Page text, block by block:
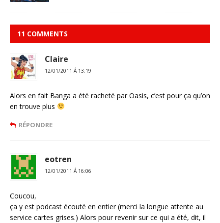
11 COMMENTS
Claire
12/01/2011 Á 13:19
Alors en fait Banga a été racheté par Oasis, c’est pour ça qu’on
en trouve plus
RÉPONDRE
eotren
12/01/2011 Á 16:06
Coucou,
ça y est podcast écouté en entier (merci la longue attente au
service cartes grises.) Alors pour revenir sur ce qui a été, dit, il